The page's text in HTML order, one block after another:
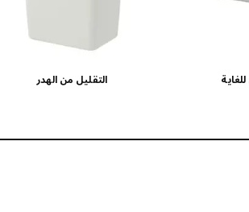
التقليل من الهدر